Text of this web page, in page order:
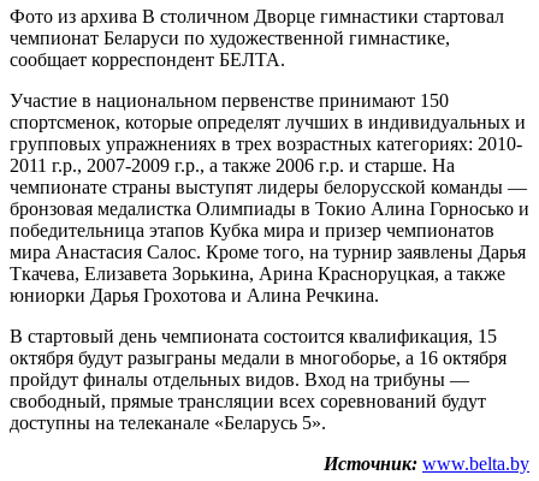
Фото из архива В столичном Дворце гимнастики стартовал
чемпионат Беларуси по художественной гимнастике,
сообщает корреспондент БЕЛТА.
Участие в национальном первенстве принимают 150
спортсменок, которые определят лучших в индивидуальных и
групповых упражнениях в трех возрастных категориях: 2010-
2011 г.р., 2007-2009 г.р., а также 2006 г.р. и старше. На
чемпионате страны выступят лидеры белорусской команды —
бронзовая медалистка Олимпиады в Токио Алина Горносько и
победительница этапов Кубка мира и призер чемпионатов
мира Анастасия Салос. Кроме того, на турнир заявлены Дарья
Ткачева, Елизавета Зорькина, Арина Красноруцкая, а также
юниорки Дарья Грохотова и Алина Речкина.
В стартовый день чемпионата состоится квалификация, 15
октября будут разыграны медали в многоборье, а 16 октября
пройдут финалы отдельных видов. Вход на трибуны —
свободный, прямые трансляции всех соревнований будут
доступны на телеканале «Беларусь 5».
Источник: www.belta.by